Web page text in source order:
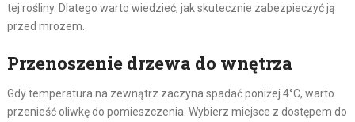
tej rośliny. Dlatego warto wiedzieć, jak skutecznie zabezpieczyć ją
przed mrozem.
Przenoszenie drzewa do wnętrza
Gdy temperatura na zewnątrz zaczyna spadać poniżej 4°C, warto
przenieść oliwkę do pomieszczenia. Wybierz miejsce z dostępem do